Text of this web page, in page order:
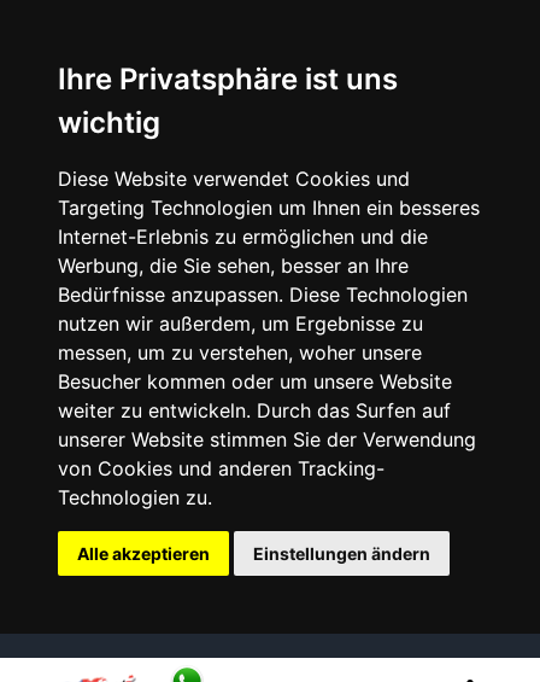
Ihre Privatsphäre ist uns
wichtig
Diese Website verwendet Cookies und
Targeting Technologien um Ihnen ein besseres
Internet-Erlebnis zu ermöglichen und die
Werbung, die Sie sehen, besser an Ihre
Bedürfnisse anzupassen. Diese Technologien
nutzen wir außerdem, um Ergebnisse zu
messen, um zu verstehen, woher unsere
Besucher kommen oder um unsere Website
weiter zu entwickeln. Durch das Surfen auf
unserer Website stimmen Sie der Verwendung
von Cookies und anderen Tracking-
Technologien zu.
Alle akzeptieren Einstellungen ändern
nach
KFZ